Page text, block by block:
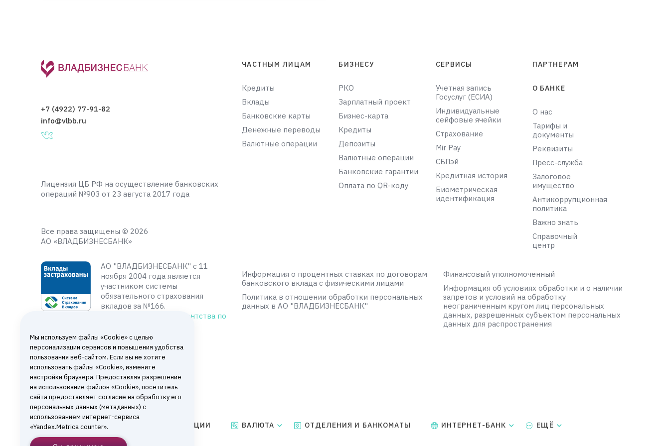
Мы используем файлы «Cookie» с целью
персонализации сервисов и повышения удобства
пользования веб-сайтом. Если вы не хотите
использовать файлы «Cookie», измените
настройки браузера. Предоставляя разрешение
на использование файлов «Cookie», посетитель
сайта предоставляет согласие на обработку его
персональных данных (метаданных) с
использованием интернет-сервиса
«Yandex.Metrica counter».
+7 (4922) 77-91-82
info@vlbb.ru
Лицензия ЦБ РФ на осуществление банковских
операций №903 от 23 августа 2017 года
Все права защищены © 2026
АО «ВЛАДБИЗНЕСБАНК»
АО "ВЛАДБИЗНЕСБАНК" с 11
ноября 2004 года является
участником системы
обязательного страхования
вкладов за №166.
Агентства по
ЧАСТНЫМ ЛИЦАМ
Кредиты
Вклады
Банковские карты
Денежные переводы
Валютные операции
БИЗНЕСУ
РКО
Зарплатный проект
Бизнес-карта
Кредиты
Депозиты
Валютные операции
Банковские гарантии
Оплата по QR-коду
СЕРВИСЫ
Учетная запись
Госуслуг (ЕСИА)
Индивидуальные
сейфовые ячейки
Страхование
Mir Pay
СБПэй
Кредитная история
Биометрическая
идентификация
ПАРТНЕРАМ
О БАНКЕ
О нас
Тарифы и
документы
Реквизиты
Пресс-служба
Залоговое
имущество
Антикоррупционная
политика
Важно знать
Справочный
центр
Информация о процентных ставках по договорам
банковского вклада с физическими лицами
Политика в отношении обработки персональных
данных в АО "ВЛАДБИЗНЕСБАНК"
Финансовый уполномоченный
Информация об условиях обработки и о наличии
запретов и условий на обработку
неограниченным кругом лиц персональных
данных, разрешенных субъектом персональных
данных для распространения
АКЦИИ ВАЛЮТА ОТДЕЛЕНИЯ И БАНКОМАТЫ ИНТЕРНЕТ-БАНК ЕЩЁ